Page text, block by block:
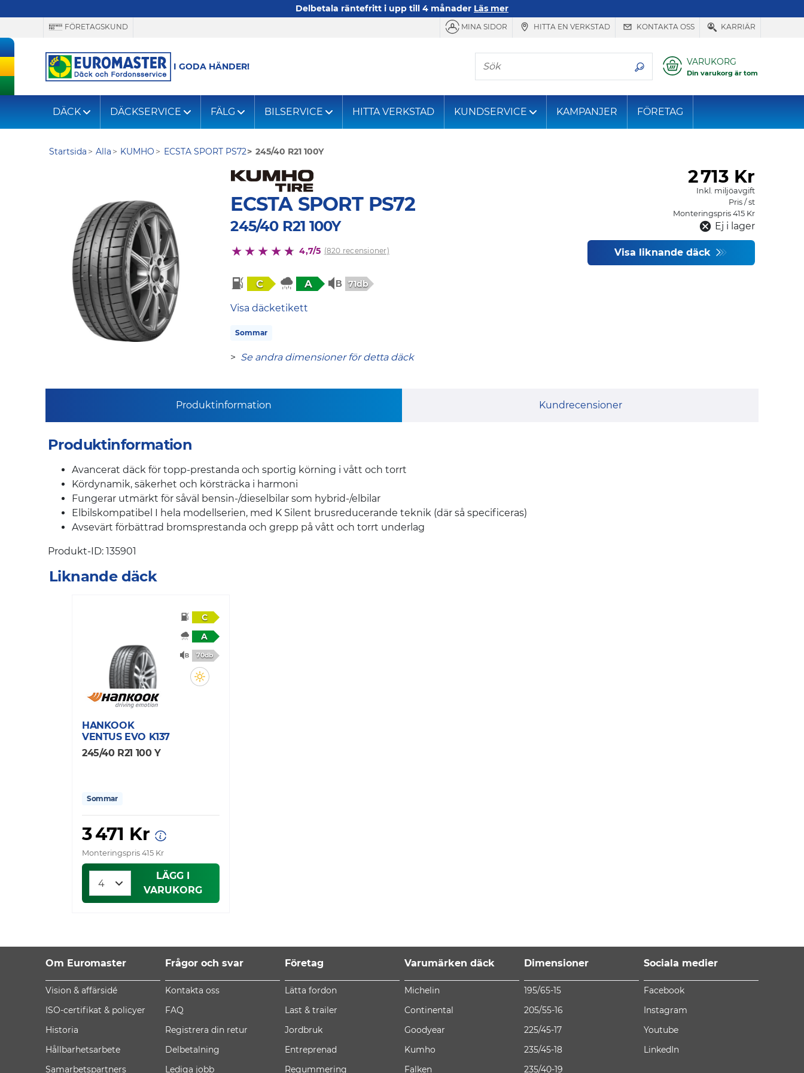
Delbetala räntefritt i upp till 4 månader Läs mer
FÖRETAGSKUND MINA SIDOR HITTA EN VERKSTAD KONTAKTA OSS KARRIÄR
I GODA HÄNDER!
Sök VARUKORG
Din varukorg är tom
DÄCK DÄCKSERVICE FÄLG BILSERVICE HITTA VERKSTAD KUNDSERVICE KAMPANJER FÖRETAG
Startsida Alla KUMHO ECSTA SPORT PS72 245/40 R21 100Y
ECSTA SPORT PS72
245/40 R21 100Y
4,7/5 (820 recensioner)
C A 71db
Visa däcketikett
Sommar
> Se andra dimensioner för detta däck
2713 Kr
Inkl. miljöavgift
Pris / st
Monteringspris 415 Kr
Ej i lager
Visa liknande däck
Produktinformation Kundrecensioner
Produktinformation
Avancerat däck för topp-prestanda och sportig körning i vått och torrt
Kördynamik, säkerhet och körsträcka i harmoni
Fungerar utmärkt för såväl bensin-/dieselbilar som hybrid-/elbilar
Elbilskompatibel I hela modellserien, med K Silent brusreducerande teknik (där så specificeras)
Avsevärt förbättrad bromsprestanda och grepp på vått och torrt underlag
Produkt-ID: 135901
Liknande däck
C
A
70db
HANKOOK
VENTUS EVO K137
245/40 R21 100 Y
Sommar
3 471 Kr
Monteringspris 415 Kr
LÄGG I
VARUKORG
Om Euromaster
Vision & affärsidé
ISO-certifikat & policyer
Historia
Hållbarhetsarbete
Samarbetspartners
Frågor och svar
Kontakta oss
FAQ
Registrera din retur
Delbetalning
Lediga jobb
Företag
Lätta fordon
Last & trailer
Jordbruk
Entreprenad
Regummering
Varumärken däck
Michelin
Continental
Goodyear
Kumho
Falken
Dimensioner
195/65-15
205/55-16
225/45-17
235/45-18
235/40-19
Sociala medier
Facebook
Instagram
Youtube
LinkedIn